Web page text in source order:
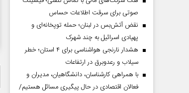
صوتی برای سرقت اطلاعات حساس
نقض آتش‌بس در لبنان؛ حمله توپخانه‌ای و
پهپادی اسرائیل به چند شهرک
هشدار نارنجی هواشناسی برای ۴ استان؛ خطر
سیلاب و رعدوبرق در ارتفاعات
با همراهی کارشناسان، دانشگاهیان، مدیران و
فعالان اقتصادی در حال پیگیری مسائل هستیم/